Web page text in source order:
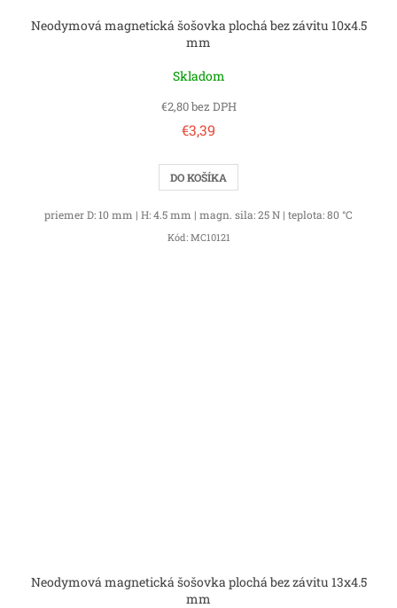
Neodymová magnetická šošovka plochá bez závitu 10x4.5
mm
Skladom
€2,80 bez DPH
€3,39
DO KOŠÍKA
priemer D: 10 mm | H: 4.5 mm | magn. sila: 25 N | teplota: 80 °C
Kód: MC10121
Neodymová magnetická šošovka plochá bez závitu 13x4.5
mm